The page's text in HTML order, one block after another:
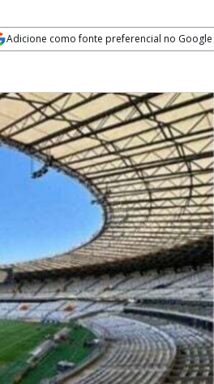
Adicione como fonte preferencial no Google